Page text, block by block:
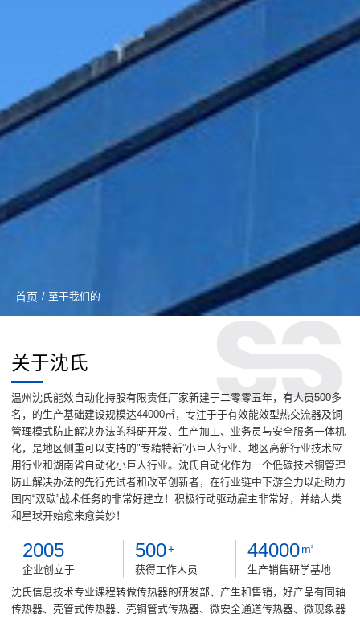
首页 / 至于我们的
关于沈氏
温州沈氏能效自动化持股有限责任厂家新建于二零零五年，有人员500多
名，的生产基础建设规模达44000㎡，专注于于有效能效型热交流器及铜
管理模式防止解决办法的科研开发、生产加工、业务员与安全服务一体机
化，是地区侧重可以支持的"专精特新”小巨人行业、地区高新行业技术应
用行业和湖南省自动化小巨人行业。沈氏自动化作为一个低碳技术铜管理
防止解决办法的先行先试者和改革创新者，在行业链中下游全力以赴助力
国内“双碳”战术任务的非常好建立！积极行动驱动雇主非常好，并给人类
和星球开始愈来愈美妙！
2005
企业创立于
500+
获得工作人员
44000 m2
生产销售研学基地
沈氏信息技术专业课程转做传热器的研发部、产生和售销，好产品有同轴
传热器、壳管式传热器、壳铜管式传热器、微安全通道传热器、微现象器